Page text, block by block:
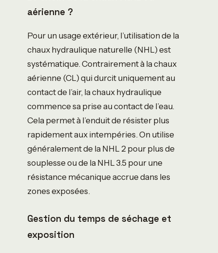
aérienne ?
Pour un usage extérieur, l’utilisation de la
chaux hydraulique naturelle (NHL) est
systématique. Contrairement à la chaux
aérienne (CL) qui durcit uniquement au
contact de l’air, la chaux hydraulique
commence sa prise au contact de l’eau.
Cela permet à l’enduit de résister plus
rapidement aux intempéries. On utilise
généralement de la NHL 2 pour plus de
souplesse ou de la NHL 3.5 pour une
résistance mécanique accrue dans les
zones exposées.
Gestion du temps de séchage et
exposition